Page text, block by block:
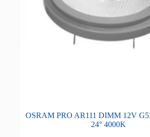
OSRAM PRO AR111 DIMM 12V
24° 4000K